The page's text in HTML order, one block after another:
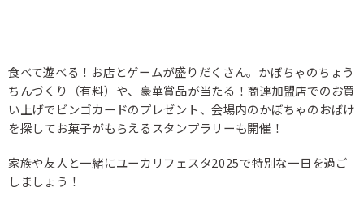
食べて遊べる！お店とゲームが盛りだくさん。かぼちゃのちょう
ちんづくり（有料）や、豪華賞品が当たる！商連加盟店でのお買
い上げでビンゴカードのプレゼント、会場内のかぼちゃのおばけ
を探してお菓子がもらえるスタンプラリーも開催！
家族や友人と一緒にユーカリフェスタ2025で特別な一日を過ご
しましょう！